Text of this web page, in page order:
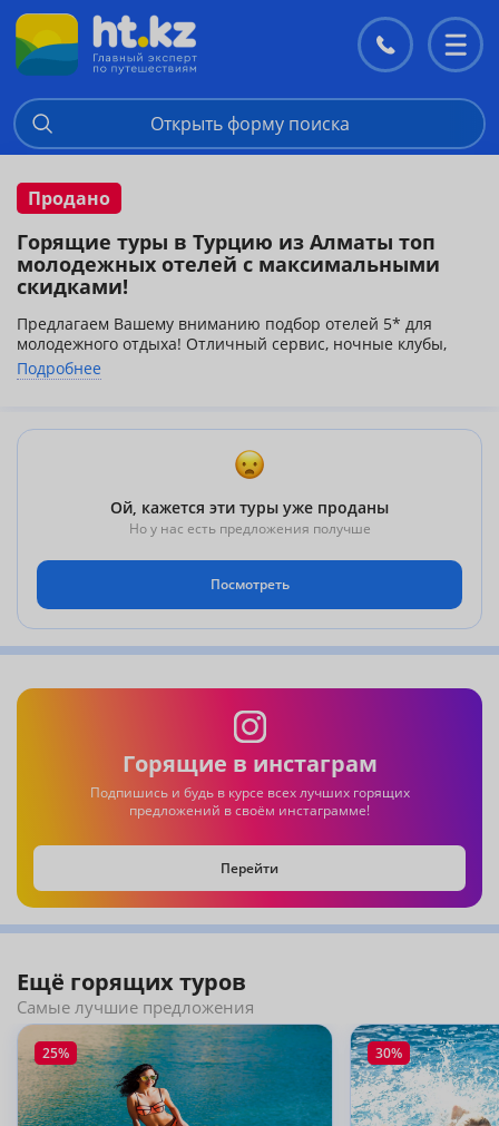
Контакты
меню
Открыть форму поиска
Продано
Горящие туры в Турцию из Алматы топ
молодежных отелей с максимальными
скидками!
Предлагаем Вашему вниманию подбор отелей 5* для
молодежного отдыха! Отличный сервис, ночные клубы,
анимация и система питания "Все включено" все это не
даст вам даже возможности заскучать!
дней с вылетом из Алматы!
Подробнее
Ой, кажется эти туры уже проданы
Но у нас есть предложения получше
Посмотреть
Горящие в инстаграм
Подпишись и будь в курсе всех лучших горящих
предложений в своём инстаграмме!
Перейти
Ещё горящих туров
Самые лучшие предложения
25% 30%